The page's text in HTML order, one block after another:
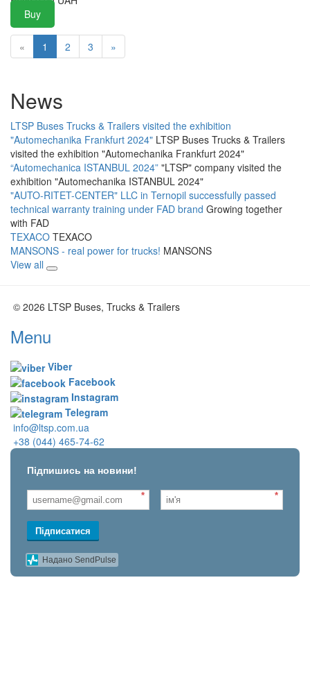
Buy
« 1 2 3 »
News
LTSP Buses Trucks & Trailers visited the exhibition
"Automechanika Frankfurt 2024" LTSP Buses Trucks & Trailers
visited the exhibition "Automechanika Frankfurt 2024"
“Automechanica ISTANBUL 2024” "LTSP" company visited the
exhibition "Automechanika ISTANBUL 2024"
"AUTO-RITET-CENTER" LLC in Ternopil successfully passed
technical warranty training under FAD brand Growing together
with FAD
TEXACO TEXACO
MANSONS - real power for trucks! MANSONS
View all
© 2026 LTSP Buses, Trucks & Trailers
Menu
Viber
Facebook
Instagram
Telegram
info@ltsp.com.ua
+38 (044) 465-74-62
Підпишись на новини!
* *
Підписатися
Надано SendPulse